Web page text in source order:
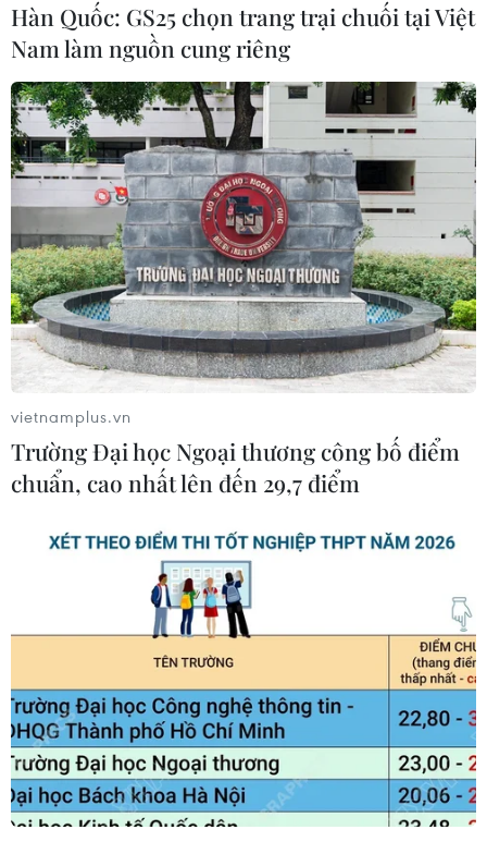
TIN CÙNG CHUYÊN MỤC
Vietcombank Tower: Tiêu chuẩn ESG
và sức hút trung tâm tài chính
10/08/2026 07:47
AUD có thể tiến gần mức cao nhất
Hàn Quốc: GS25 chọn trang trại chuối tại Việt
Nam làm nguồn cung riêng
vietnamplus.vn
Trường Đại học Ngoại thương công bố điểm
chuẩn, cao nhất lên đến 29,7 điểm